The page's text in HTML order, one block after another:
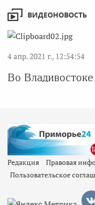
ВИДЕОНОВОСТЬ
4 апр. 2021 г., 12:54:54
Во
Редакция Правовая
Пользовательское